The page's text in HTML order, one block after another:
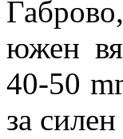
южен
40-50
за